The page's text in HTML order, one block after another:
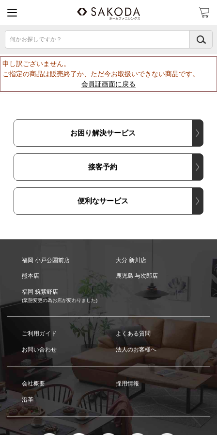
何かお探しですか？
申し訳ございません。
ご指定の商品は販売終了か、ただ今お取扱いできない商品です。
会員証画面に戻る
お困り解決サービス
接客予約
便利なサービス
福岡 小戸公園前店 大分 新川店
熊本店 鹿児島 与次郎店
福岡 筑紫野店
(業態変更の為お店が変わりました)
ご利用ガイド よくある質問
お問い合わせ 法人のお客様へ
会社概要 採用情報
沿革